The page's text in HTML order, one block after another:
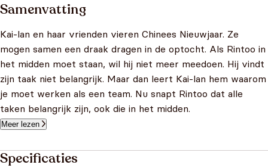
Samenvatting
Kai-lan en haar vrienden vieren Chinees Nieuwjaar. Ze
mogen samen een draak dragen in de optocht. Als Rintoo in
het midden moet staan, wil hij niet meer meedoen. Hij vindt
zijn taak niet belangrijk. Maar dan leert Kai-lan hem waarom
je moet werken als een team. Nu snapt Rintoo dat alle
taken belangrijk zijn, ook die in het midden.
Meer lezen
Specificaties